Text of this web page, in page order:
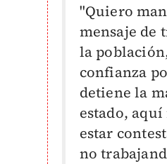
"Quiero
mensaje de
la
confianza
detiene la
estado,
estar
no